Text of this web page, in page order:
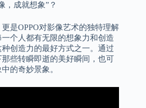
，成就想象”？
是OPPO对影像艺术的独特理解
个人都有无限的想象力和创造
创造力的最好方式之一。通过
些转瞬即逝的美好瞬间，也可
的奇妙景象。